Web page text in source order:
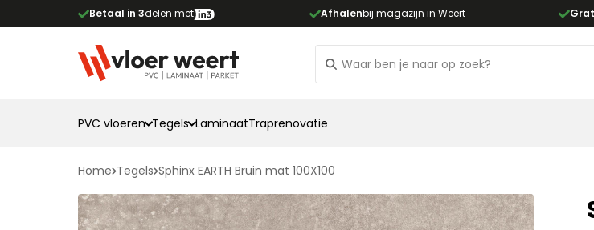
Betaal in 3delen met Afhalenbij magazijn in Weert
PVC vloeren Tegels LaminaatTraprenovatie
Home Tegels Sphinx EARTH Bruin mat 100X100